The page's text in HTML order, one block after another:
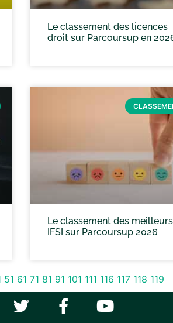
Le classement des licences
droit sur Parcoursup en
Le classement des meilleurs
IFSI sur Parcoursup 2026
51 61 71 81 91 101 111 116 117 118 119